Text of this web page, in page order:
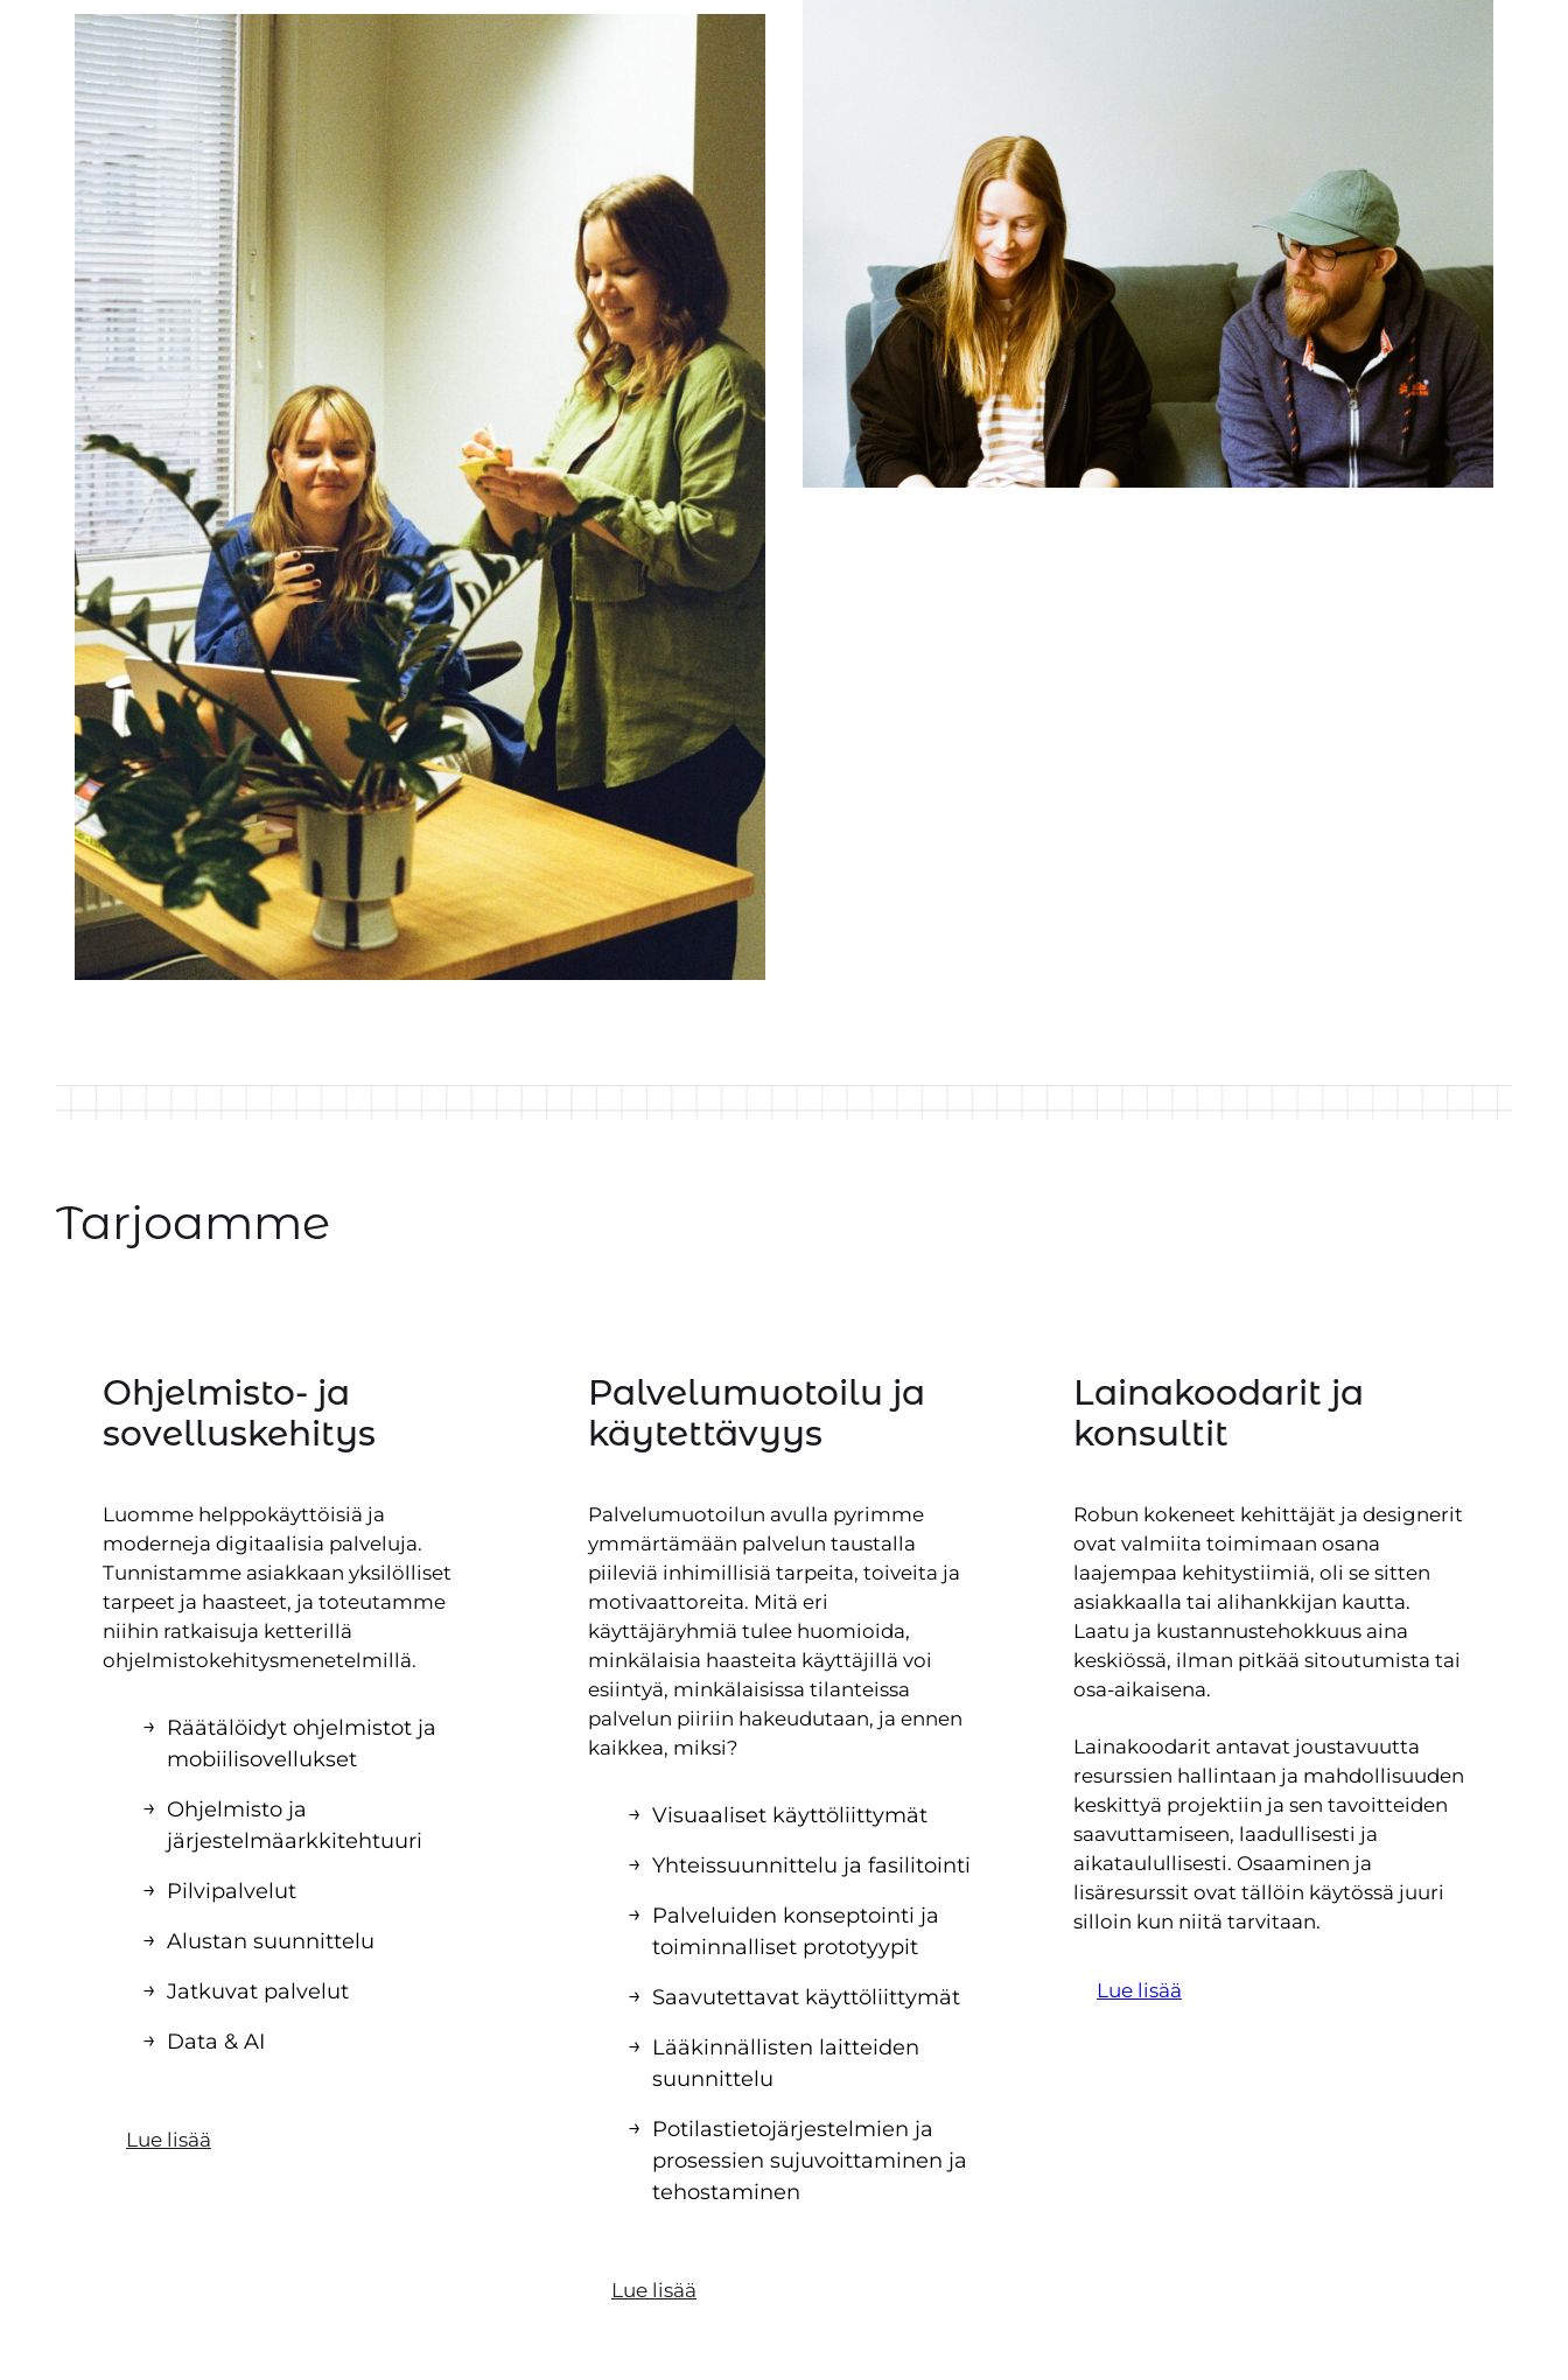
Tarjoamme
Ohjelmisto- ja
sovelluskehitys
Luomme helppokäyttöisiä ja
moderneja digitaalisia palveluja.
Tunnistamme asiakkaan yksilölliset
tarpeet ja haasteet, ja toteutamme
niihin ratkaisuja ketterillä
ohjelmistokehitysmenetelmillä.
Räätälöidyt ohjelmistot ja
mobiilisovellukset
Ohjelmisto ja
järjestelmäarkkitehtuuri
Pilvipalvelut
Alustan suunnittelu
Jatkuvat palvelut
Data & AI
Lue lisää
Palvelumuotoilu ja
käytettävyys
Palvelumuotoilun avulla pyrimme
ymmärtämään palvelun taustalla
piileviä inhimillisiä tarpeita, toiveita ja
motivaattoreita. Mitä eri
käyttäjäryhmiä tulee huomioida,
minkälaisia haasteita käyttäjillä voi
esiintyä, minkälaisissa tilanteissa
palvelun piiriin hakeudutaan, ja ennen
kaikkea, miksi?
Visuaaliset käyttöliittymät
Yhteissuunnittelu ja fasilitointi
Palveluiden konseptointi ja
toiminnalliset prototyypit
Saavutettavat käyttöliittymät
Lääkinnällisten laitteiden
suunnittelu
Potilastietojärjestelmien ja
prosessien sujuvoittaminen ja
tehostaminen
Lue lisää
Lainakoodarit ja
konsultit
Robun kokeneet kehittäjät ja designerit
ovat valmiita toimimaan osana
laajempaa kehitystiimiä, oli se sitten
asiakkaalla tai alihankkijan kautta.
Laatu ja kustannustehokkuus aina
keskiössä, ilman pitkää sitoutumista tai
osa-aikaisena.
Lainakoodarit antavat joustavuutta
resurssien hallintaan ja mahdollisuuden
keskittyä projektiin ja sen tavoitteiden
saavuttamiseen, laadullisesti ja
aikataulullisesti. Osaaminen ja
lisäresurssit ovat tällöin käytössä juuri
silloin kun niitä tarvitaan.
Lue lisää